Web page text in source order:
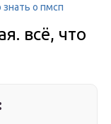
о пмсп
всё, что